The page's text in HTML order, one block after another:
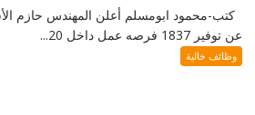
كتب-محمود ابومسلم أعلن المهندس حازم
عن توفير 1837 فرصه عمل داخل 20...
وظائف خالية